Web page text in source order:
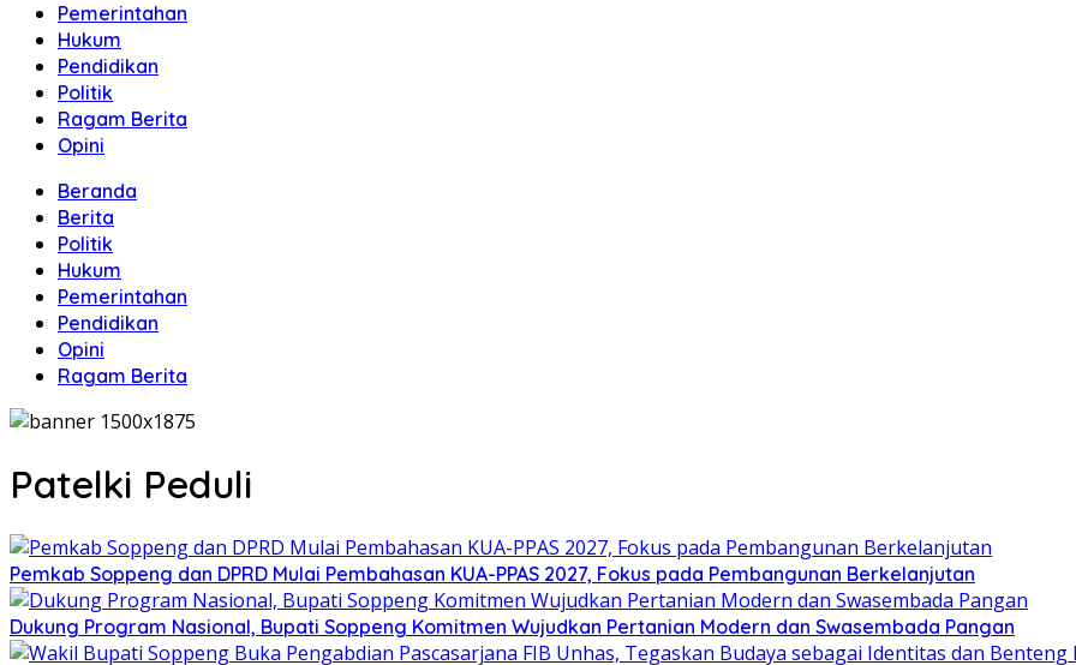
Pemerintahan
Hukum
Pendidikan
Politik
Ragam Berita
Opini
Beranda
Berita
Politik
Hukum
Pemerintahan
Pendidikan
Opini
Ragam Berita
Patelki Peduli
Pemkab Soppeng dan DPRD Mulai Pembahasan KUA-PPAS 2027, Fokus pada Pembangunan Berkelanjutan
Dukung Program Nasional, Bupati Soppeng Komitmen Wujudkan Pertanian Modern dan Swasembada Pangan